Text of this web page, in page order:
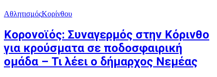
ΑθλητισμόςΚορίνθου
Κορονοϊός: Συναγερμός στην Κόρινθο
για κρούσματα σε ποδοσφαιρική
ομάδα – Τι λέει ο δήμαρχος Νεμέας